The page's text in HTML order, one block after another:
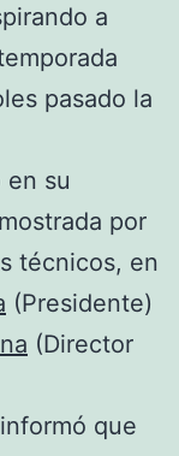
a
pasado la
en su
por
técnicos, en
(Presidente)
(Director
que